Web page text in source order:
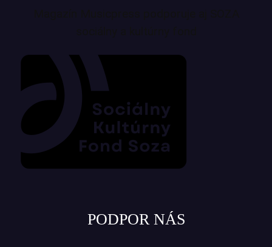
PODPOR NÁS